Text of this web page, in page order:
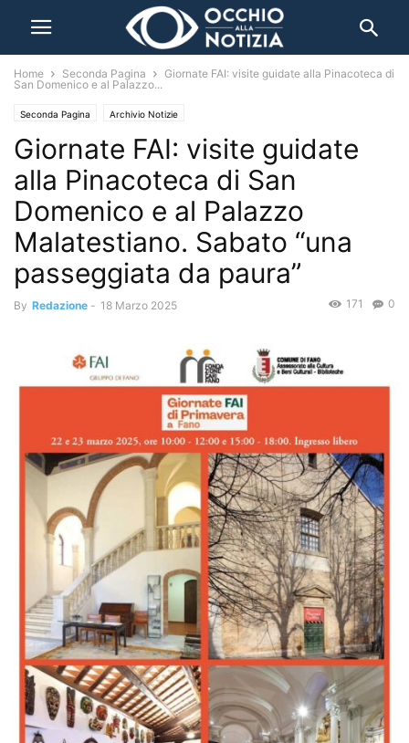
Home Seconda Pagina
Giornate FAI: visite guidate alla Pinacoteca di
San Domenico e al Palazzo...
Seconda Pagina Archivio Notizie
Giornate FAI: visite guidate
alla Pinacoteca di San
Domenico e al Palazzo
Malatestiano. Sabato “una
passeggiata da paura”
By Redazione - 18 Marzo 2025 0
171